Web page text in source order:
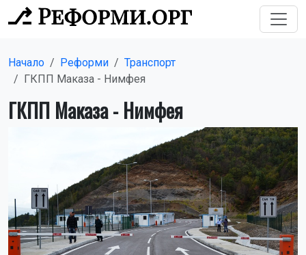
Начало Реформи
Транспорт
ГКПП Маказа - Нимфея
ГКПП Маказа - Нимфея